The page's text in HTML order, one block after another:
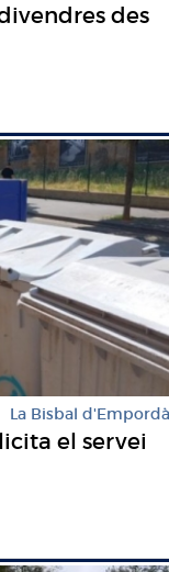
des
La Bisbal d'Empordà
el servei